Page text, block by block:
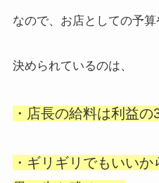
なので、お店としての予算
決められているのは、
・店長の給料は利益の
・ ギリギリでもいい